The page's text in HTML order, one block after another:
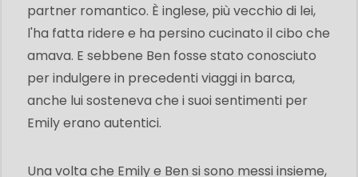
partner romantico. È inglese, più vecchio di lei,
l'ha fatta ridere e ha persino cucinato il cibo che
amava. E sebbene Ben fosse stato conosciuto
per indulgere in precedenti viaggi in barca,
anche lui sosteneva che i suoi sentimenti per
Emily erano autentici.
Una volta che Emily e Ben si sono messi insieme,